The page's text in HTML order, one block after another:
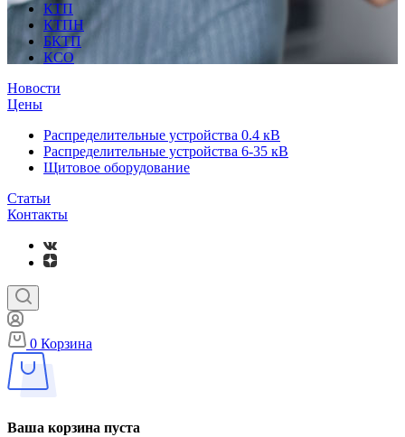
КТП
КТПН
БКТП
КСО
Новости
Цены
Распределительные устройства 0.4 кВ
Распределительные устройства 6-35 кВ
Щитовое оборудование
Статьи
Контакты
0 Корзина
Ваша корзина пуста